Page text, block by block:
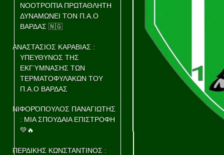
ΝΟΟΤΡΟΠΊΑ ΠΡΩΤΑΘΛΗΤΗ
ΔΥΝΑΜΩΝΕΙ ΤΟΝ Π.Α.Ο
ΒΑΡΔΑΣ 🇳🇬
ΑΝΑΣΤΑΣΙΟΣ ΚΑΡΑΒΙΑΣ :
ΥΠΕΥΘΥΝΟΣ ΤΗΣ
ΕΚΓΎΜΝΑΣΗΣ ΤΩΝ
ΤΕΡΜΑΤΟΦΥΛΆΚΩΝ ΤΟΥ
Π.Α.Ο ΒΑΡΔΑΣ
ΝΙΦΟΡΌΠΟΥΛΟΣ ΠΑΝΑΓΙΩΤΗΣ
: ΜΙΑ ΣΠΟΥΔΑΙΑ ΕΠΙΣΤΡΟΦΗ
💚🔥
ΠΕΡΔΙΚΗΣ ΚΩΝΣΤΑΝΤΙΝΟΣ :